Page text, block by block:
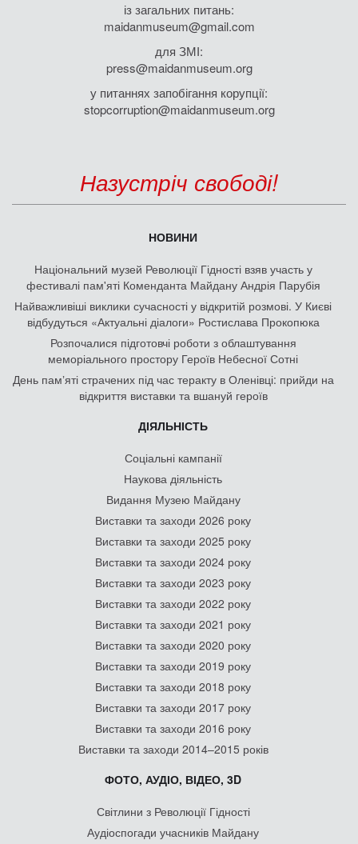
із загальних питань:
maidanmuseum@gmail.com
для ЗМІ:
press@maidanmuseum.org
у питаннях запобігання корупції:
stopcorruption@maidanmuseum.org
Назустріч свободі!
НОВИНИ
Національний музей Революції Гідності взяв участь у
фестивалі пам'яті Коменданта Майдану Андрія Парубія
Найважливіші виклики сучасності у відкритій розмові. У Києві
відбудуться «Актуальні діалоги» Ростислава Прокопюка
Розпочалися підготовчі роботи з облаштування
меморіального простору Героїв Небесної Сотні
День памʼяті страчених під час теракту в Оленівці: прийди на
відкриття виставки та вшануй героїв
ДІЯЛЬНІСТЬ
Соціальні кампанії
Наукова діяльність
Видання Музею Майдану
Виставки та заходи 2026 року
Виставки та заходи 2025 року
Виставки та заходи 2024 року
Виставки та заходи 2023 року
Виставки та заходи 2022 року
Виставки та заходи 2021 року
Виставки та заходи 2020 року
Виставки та заходи 2019 року
Виставки та заходи 2018 року
Виставки та заходи 2017 року
Виставки та заходи 2016 року
Виставки та заходи 2014–2015 років
ФОТО, АУДІО, ВІДЕО, 3D
Світлини з Революції Гідності
Аудіоспогади учасників Майдану